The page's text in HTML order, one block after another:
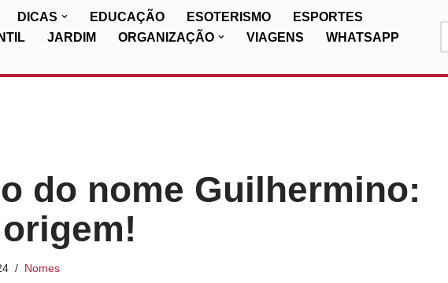
DICAS EDUCAÇÃO ESOTERISMO
ESPORTES
JARDIM ORGANIZAÇÃO VIAGENS
WHATSAPP
do nome Guilhermino:
Nomes